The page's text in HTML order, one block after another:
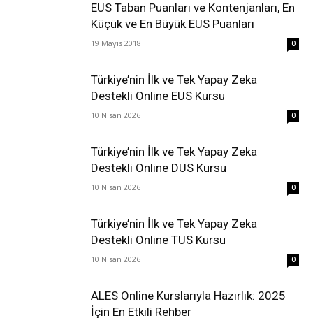
EUS Taban Puanları ve Kontenjanları, En
Küçük ve En Büyük EUS Puanları
19 Mayıs 2018 0
Türkiye’nin İlk ve Tek Yapay Zeka
Destekli Online EUS Kursu
10 Nisan 2026 0
Türkiye’nin İlk ve Tek Yapay Zeka
Destekli Online DUS Kursu
10 Nisan 2026 0
Türkiye’nin İlk ve Tek Yapay Zeka
Destekli Online TUS Kursu
10 Nisan 2026 0
ALES Online Kurslarıyla Hazırlık: 2025
İçin En Etkili Rehber